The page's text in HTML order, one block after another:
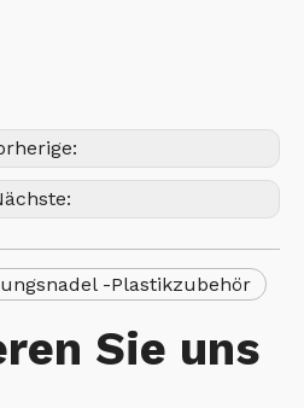
-Plastikzubehör
Sie uns